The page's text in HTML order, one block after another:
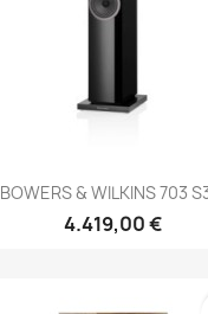
BOWERS & WILKINS 703
4.419,00 €